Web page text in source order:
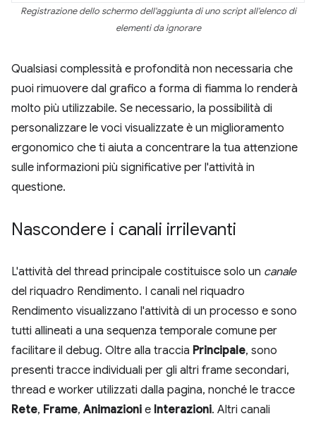
Registrazione dello schermo dell'aggiunta di uno script all'elenco di
elementi da ignorare
Qualsiasi complessità e profondità non necessaria che
puoi rimuovere dal grafico a forma di fiamma lo renderà
molto più utilizzabile. Se necessario, la possibilità di
personalizzare le voci visualizzate è un miglioramento
ergonomico che ti aiuta a concentrare la tua attenzione
sulle informazioni più significative per l'attività in
questione.
Nascondere i canali irrilevanti
L'attività del thread principale costituisce solo un canale
del riquadro Rendimento. I canali nel riquadro
Rendimento visualizzano l'attività di un processo e sono
tutti allineati a una sequenza temporale comune per
facilitare il debug. Oltre alla traccia Principale, sono
presenti tracce individuali per gli altri frame secondari,
thread e worker utilizzati dalla pagina, nonché le tracce
Rete, Frame,Animazioni e Interazioni. Altri canali